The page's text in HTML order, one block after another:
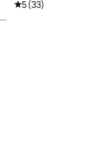
Gemiddelde
5 (33)